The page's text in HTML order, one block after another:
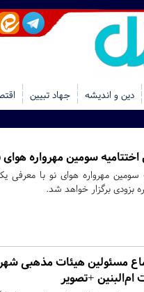
دین و اندیشه جهاد تبیین
اختتامیه سومین مهرواره
سومین مهرواره هوای نو با
بزودی برگزار خواهد شد.
مسئولین هیئات مذهبی
+تصویر